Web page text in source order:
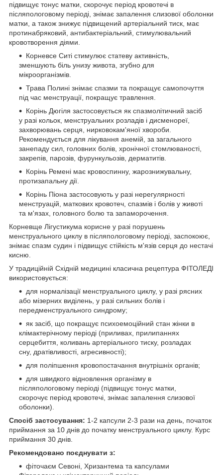
підвищує тонус матки, скорочує період кровотечі в
післяпологовому періоді, знімає запалення слизової оболонки
матки, а також знижує підвищений артеріальний тиск, має
протинабряковий, антибактеріальний, стимулювальний
кровотворення діями.
Корневce Ситі стимулює статеву активність,
зменшують біль унизу живота, згубно для
мікроорганізмів.
Трава Полині знімає спазми та покращує самопочуття
під час менструації, покращує травлення.
Корінь Дюгіля застосовується як спазмолітичний засіб
у разі кольок, менструальних розладів і дисменореї,
захворювань серця, нирковокам'яної хвороби.
Рекомендується для лікування анемій, за загального
занепаду сил, головних болів, хронічної стомлюваності,
закрепів, парозів, фурункульозів, дерматитів.
Корінь Ремені має кровоспинну, жарознижувальну,
протизапальну дії.
Корінь Піона застосовують у разі нерегулярності
менструацій, маткових кровотеч, спазмів і болів у животі
та м'язах, головного болю та запаморочення.
Корневще Лігустикума корисне у разі порушень
менструального циклу в післяпологовому періоді, заспокоює,
знімає спазм судин і підвищує стійкість м'язів серця до нестачі
кисню.
У традиційній Східній медицині класична рецептура ФІТОЛЕДІ
використовується:
для нормалізації менструального циклу, у разі рясних
або мізерних виділень, у разі сильних болів і
передменструального синдрому;
як засіб, що покращує психоемоційний стан жінки в
клімактерічному періоді (приливах, прилипаннях
серцебиття, коливань артеріального тиску, розладах
сну, дратівливості, агресивності);
для поліпшення кровопостачання внутрішніх органів;
для швидкого відновлення організму в
післяпологовому періоді (підвищує тонус матки,
скорочує період кровотечі, знімає запалення слизової
оболонки).
Спосіб застосування: 1-2 капсули 2-3 рази на день, початок
приймання за 10 днів до початку менструального циклу. Курс
приймання 30 днів.
Рекомендовано поєднувати з:
фіточаєм Севоні, Хризантема та капсулами